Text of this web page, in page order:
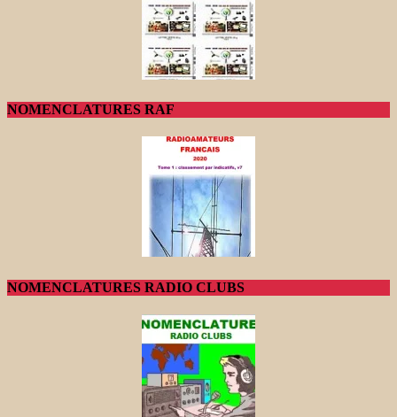
NOMENCLATURES RAF
NOMENCLATURES RADIO CLUBS